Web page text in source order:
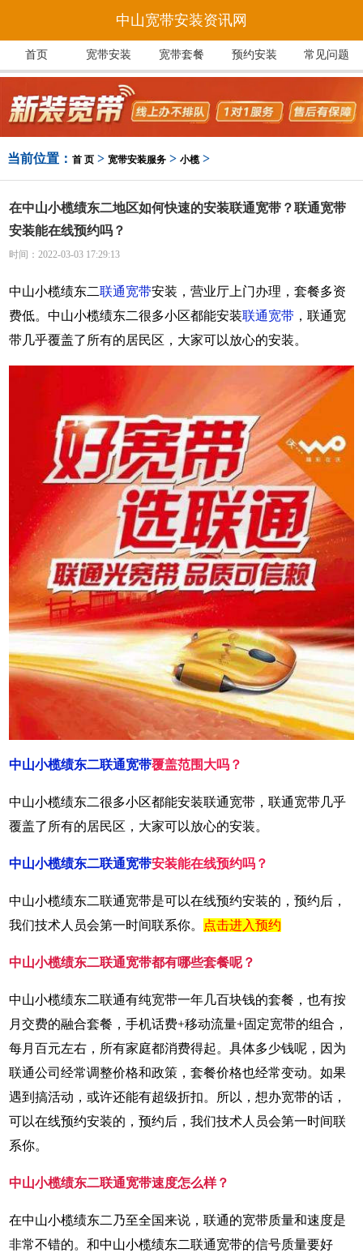
中山宽带安装资讯网
首页 宽带安装 宽带套餐 预约安装 常见问题
当前位置： 首 页> 宽带安装服务> 小榄>
在中山小榄绩东二地区如何快速的安装联通宽带？联通宽带
安装能在线预约吗？
时间：2022-03-03 17:29:13
中山小榄绩东二联通宽带安装，营业厅上门办理，套餐多资
费低。中山小榄绩东二很多小区都能安装联通宽带 ，联通宽
带几乎覆盖了所有的居民区，大家可以放心的安装。
中山小榄绩东二联通宽带覆盖范围大吗？
中山小榄绩东二很多小区都能安装联通宽带，联通宽带几乎
覆盖了所有的居民区，大家可以放心的安装。
中山小榄绩东二联通宽带安装能在线预约吗？
中山小榄绩东二联通宽带是可以在线预约安装的，预约后，
我们技术人员会第一时间联系你。
点击进入预约
中山小榄绩东二联通宽带都有哪些套餐呢？
中山小榄绩东二联通有纯宽带一年几百块钱的套餐，也有按
月交费的融合套餐，手机话费+移动流量+固定宽带的组合，
每月百元左右，所有家庭都消费得起。具体多少钱呢，因为
联通公司经常调整价格和政策，套餐价格也经常变动。如果
遇到搞活动，或许还能有超级折扣。所以，想办宽带的话，
可以在线预约安装的，预约后，我们技术人员会第一时间联
系你。
中山小榄绩东二联通宽带速度怎么样？
在中山小榄绩东二乃至全国来说，联通的宽带质量和速度是
非常不错的。和中山小榄绩东二联通宽带的信号质量要好